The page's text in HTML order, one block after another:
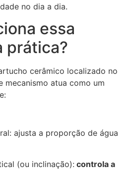
no dia a dia.
essa
prática?
cerâmico localizado no
mecanismo atua como um
ajusta a proporção de água
(ou inclinação): controla a